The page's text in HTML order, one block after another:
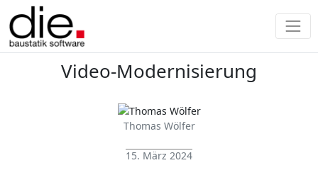
Video-Modernisierung
Thomas Wölfer
15. März 2024